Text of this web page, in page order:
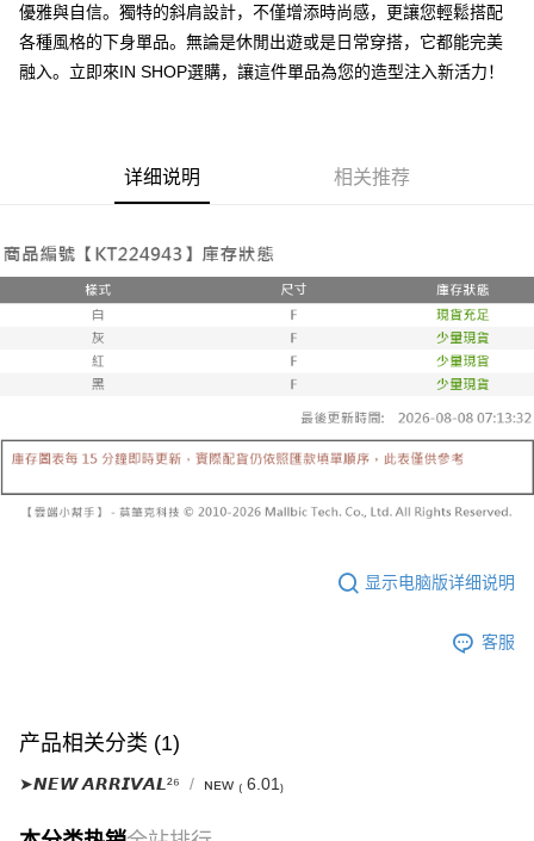
月租型门号，不开放公司户及预付卡使用）
2. 付款方式选择 “大哥付你分期”，订单成立后会自动跳转到大哥付的交易流
程，验证手机门号后，选择欲分期的期数、缴款截止日，确认付款后即完成
交易。
【缴款方式说明】
1. 分期款项不并入电信账单，“大哥付你分期”于每月结算日后寄送缴费提醒
2. 通过短信链接打开账单后，可选择 “超商条码／台湾大直营门市／银行转
【注意事项】
1. 本服务系由 “台湾大哥大股份有限公司”所提供，让用户于交易时，得通过
本服务购买商品或服务，并由商店将买卖／分期付款买卖价金债权让与本公
司后，依约使用本公司账单缴交账款。
料（包含姓名、电话或地址）提供予台湾大哥大进项收集、处理及利用，由
台湾大哥大与本人进行分期账单所需资料之确认、核对及更正。
3. 完整用户服务条款，请详阅以下链接：https://oppay.tw/userRule
相关说明
一、關於 AFTEE先享後付
1. 於付款方式選擇AFTEE先享後付，將跳出AFTEE先享後付手機驗證視
窗。
AFTEE APP推播通知。
5. 收到商品當下無需繳費，確認無誤後，請再利用繳費通知簡訊或AFTEE
請留意繳費期限為 14 天。唯有下載 AFTEE App 成為 AFTEE 會員者方能享
有最長 45 天內付款之服務。
繳費期限，為商家向您請款的時間，再加上使用AFTEE可延長的天數所計算
出。使用AFTEE下訂可以延長您收到商品前的繳費天數，但無法保證一定能
夠在期限內收到商品(例如:預購商品或預計到貨時間較長者)。因此無論收到
商品與否，仍需要請您在AFTEE規定的時間內完成繳費。
1. 初次使用 AFTEE 時，將依認證結果及本公司審查結果，核予每個人不同
之上限額度
2. 結帳金額須大於NT$30
3. 目前僅支援台灣會員
「AFTEE先享後付」(下稱本服務)乃由恩沛科技股份有限公司(下稱 AFTEE )
所提供，並由 AFTEE 向您收取款項。因使用本服務所須提供之個人資料(包
AFTEE 於本服務必要服務範圍內運用。關於 AFTEE 對於個人資料之蒐集、
若款項超過繳費期限，將根據當次的金額加收年利率 16% 的逾期滯納金。
未成年的使用者，請事先徵得法定代理人或監護人之同意方可使用
繫恩沛科技股份有限公司。若您不同意我們將上開所示之個人資料，連同必
每笔NT$60，满NT$1,800(含以上)免运费
每笔NT$60，满NT$1,600(含以上)免运费
已關閉，請勿下單
每笔NT$10,000
已關閉，請勿下單(付取)
7-11取貨付款
每笔NT$60，满NT$1,800(含以上)免运费
優雅與自信。獨特的斜肩設計，不僅增添時尚感，更讓您輕鬆搭配
各種風格的下身單品。無論是休閒出遊或是日常穿搭，它都能完美
融入。立即來IN SHOP選購，讓這件單品為您的造型注入新活力！
详细说明 相关推荐
显示电脑版详细说明
客服
产品相关分类 (1)
➤𝙉𝙀𝙒 𝘼𝙍𝙍𝙄𝙑𝘼𝙇²⁶ ɴᴇᴡ ₍ 6.01₎